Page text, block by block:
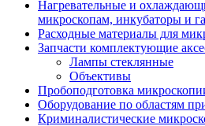
Нагревательные и
микроскопам, инкубаторы и
Расходные материалы для
Запчасти комплектующие
Лампы стеклянные
Объективы
Пробоподготовка
Оборудование по областям
Криминалистические